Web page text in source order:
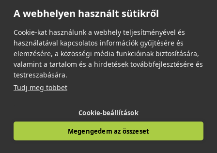
A webhelyen használt sütikről
Cookie-kat használunk a webhely teljesítményével és
használatával kapcsolatos információk gyűjtésére és
elemzésére, a közösségi média funkcióinak biztosítására,
valamint a tartalom és a hirdetések továbbfejlesztésére és
testreszabására.
Tudj meg többet
Cookie-beállítások
Megengedem az összeset
Email címed:
elfogadom az adatvédelmi szabályzatot
© 2026 | Minden jog fenntartva!
Spark Promotions Kft.